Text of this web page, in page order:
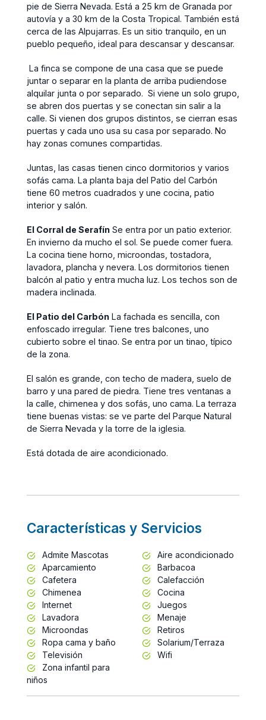
pie de Sierra Nevada. Está a 25 km de Granada por
autovía y a 30 km de la Costa Tropical. También está
cerca de las Alpujarras. Es un sitio tranquilo, en un
pueblo pequeño, ideal para descansar y descansar.
La finca se compone de una casa que se puede
juntar o separar en la planta de arriba pudiendose
alquilar junta o por separado. Si viene un solo grupo,
se abren dos puertas y se conectan sin salir a la
calle. Si vienen dos grupos distintos, se cierran esas
puertas y cada uno usa su casa por separado. No
hay zonas comunes compartidas.
Juntas, las casas tienen cinco dormitorios y varios
sofás cama. La planta baja del Patio del Carbón
tiene 60 metros cuadrados y une cocina, patio
interior y salón.
El Corral de Serafín Se entra por un patio exterior.
En invierno da mucho el sol. Se puede comer fuera.
La cocina tiene horno, microondas, tostadora,
lavadora, plancha y nevera. Los dormitorios tienen
balcón al patio y entra mucha luz. Los techos son de
madera inclinada.
El Patio del Carbón La fachada es sencilla, con
enfoscado irregular. Tiene tres balcones, uno
cubierto sobre el tinao. Se entra por un tinao, típico
de la zona.
El salón es grande, con techo de madera, suelo de
barro y una pared de piedra. Tiene tres ventanas a
la calle, chimenea y dos sofás, uno cama. La terraza
tiene buenas vistas: se ve parte del Parque Natural
de Sierra Nevada y la torre de la iglesia.
Está dotada de aire acondicionado.
Características y Servicios
Admite Mascotas
Aire acondicionado
Aparcamiento
Barbacoa
Cafetera
Calefacción
Chimenea
Cocina
Internet
Juegos
Lavadora
Menaje
Microondas
Retiros
Ropa cama y baño
Solarium/Terraza
Televisión
Wifi
Zona infantil para
niños